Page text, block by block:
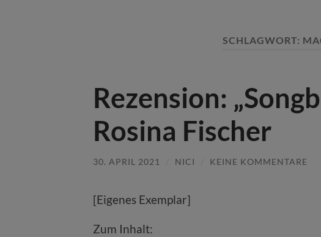
SCHLAGWORT:
Rezension:
Rosina Fischer
30. APRIL 2021 NICI KEINE KOMMENTARE
[Eigenes Exemplar]
Zum Inhalt: